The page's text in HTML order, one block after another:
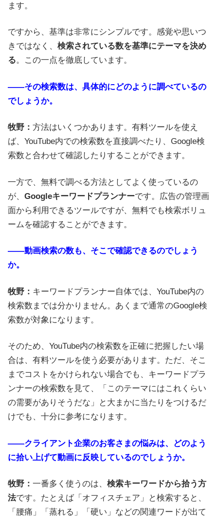
ます。
ですから、基準は非常にシンプルです。感覚や思いつ
きではなく、 検索されている数を基準にテーマを決め
る。この一点を徹底しています。
――その検索数は、具体的にどのように調べているの
でしょうか。
牧野： 方法はいくつかあります。有料ツールを使え
ば、YouTube内での検索数を直接調べたり、Google検
索数と合わせて確認したりすることができます。
一方で、無料で調べる方法としてよく使っているの
が、 Googleキーワードプランナーです。広告の管理画
面から利用できるツールですが、無料でも検索ボリュ
ームを確認することができます。
――動画検索の数も、そこで確認できるのでしょう
か。
牧野： キーワードプランナー自体では、YouTube内の
検索数までは分かりません。あくまで通常のGoogle検
索数が対象になります。
そのため、YouTube内の検索数を正確に把握したい場
合は、有料ツールを使う必要があります。ただ、そこ
までコストをかけられない場合でも、キーワードプラ
ンナーの検索数を見て、「このテーマにはこれくらい
の需要がありそうだな」と大まかに当たりをつけるだ
けでも、十分に参考になります。
――クライアント企業のお客さまの悩みは、どのよう
に拾い上げて動画に反映しているのでしょうか。
牧野： 一番多く使うのは、 検索キーワードから拾う方
法です。たとえば「オフィスチェア」と検索すると、
「腰痛」「蒸れる」「硬い」などの関連ワードが出て